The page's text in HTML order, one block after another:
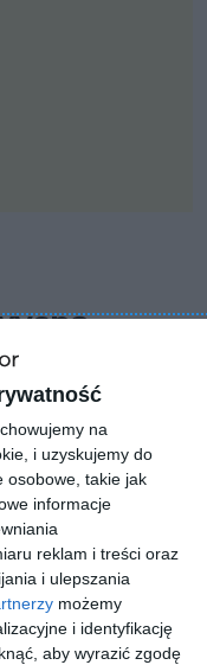
na
i uzyskujemy do
osobowe, takie jak
informacje
reklam i treści oraz
i ulepszania
możemy
i identyfikację
aby wyrazić zgodę
JAPAN